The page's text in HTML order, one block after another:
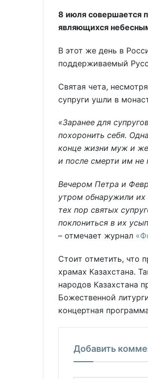
8 июля совершается
являющихся
В этот же день в
поддерживаемый
Святая чета,
супруги ушли в
«Заранее для
похоронить себя.
конце жизни муж и
и после смерти им не
Вечером Петра и
утром обнаружили
тех пор святых
поклониться в их
– отмечает журнал
Стоит отметить, что
храмах Казахстана.
народов Казахстана
Божественной
концертная
Добавить